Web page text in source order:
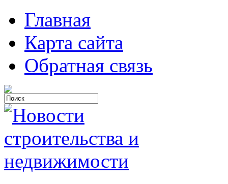
Главная
Карта сайта
Обратная связь